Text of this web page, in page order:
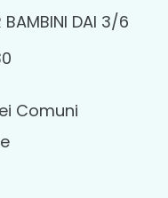
BAMBINI DAI 3/6
Comuni